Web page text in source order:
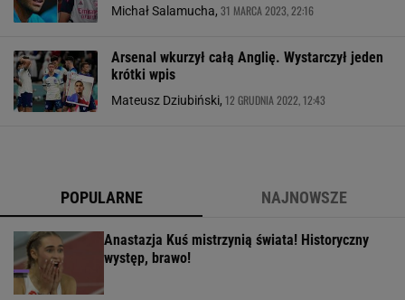
Michał Salamucha, 31 MARCA 2023, 22:16
Arsenal wkurzył całą Anglię. Wystarczył jeden
krótki wpis
Mateusz Dziubiński, 12 GRUDNIA 2022, 12:43
POPULARNE NAJNOWSZE
Anastazja Kuś mistrzynią świata! Historyczny
występ, brawo!